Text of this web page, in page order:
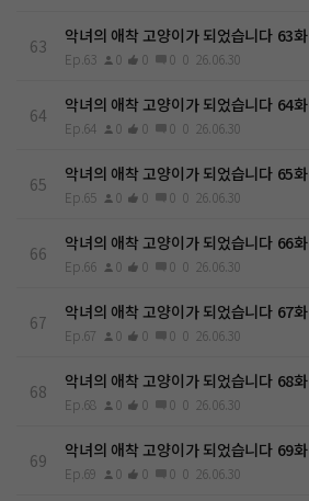
63 악녀의 애착 고양이가 되었습니다 63화
Ep.63 0 0 0 0 26.06.30
64 악녀의 애착 고양이가 되었습니다 64화
Ep.64 0 0 0 0 26.06.30
65 악녀의 애착 고양이가 되었습니다 65화
Ep.65 0 0 0 0 26.06.30
66 악녀의 애착 고양이가 되었습니다 66화
Ep.66 0 0 0 0 26.06.30
67 악녀의 애착 고양이가 되었습니다 67화
Ep.67 0 0 0 0 26.06.30
68 악녀의 애착 고양이가 되었습니다 68화
Ep.68 0 0 0 0 26.06.30
69 악녀의 애착 고양이가 되었습니다 69화
Ep.69 0 0 0 0 26.06.30